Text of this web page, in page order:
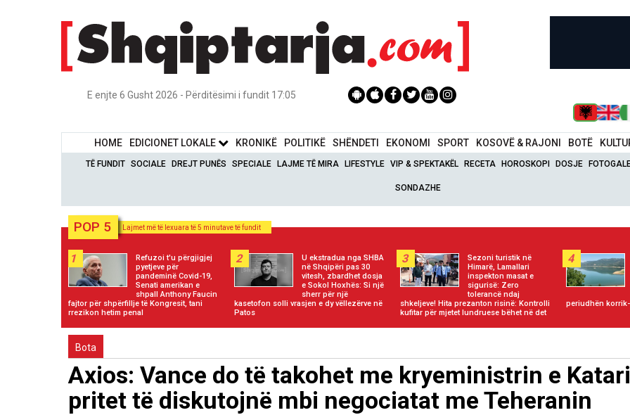
E enjte 6 Gusht 2026 - Përditësimi i fundit 17:05
HOME EDICIONET LOKALE KRONIKË POLITIKË SHËNDETI EKONOMI SPORT KOSOVË & RAJONI BOTË
TË FUNDIT SOCIALE DREJT PUNËS SPECIALE LAJME TË MIRA LIFESTYLE VIP & SPEKTAKËL RECETA HOROSKOPI DOSJE
SONDAZHE
POP 5 Lajmet më të lexuara të 5 minutave të fundit
1
Refuzoi t'u përgjigjej
pyetjeve për
pandeminë Covid-19,
Senati amerikan e
shpall Anthony Faucin
fajtor për shpërfillje të Kongresit, tani
rrezikon hetim penal
2
U ekstradua nga SHBA
në Shqipëri pas 30
vitesh, zbardhet dosja
e Sokol Hoxhës: Si një
sherr për një
kasetofon solli vrasjen e dy vëllezërve në
Patos
3
Sezoni turistik në
Himarë, Lamallari
inspekton masat e
sigurisë: Zero
tolerancë ndaj
shkeljeve! Hita prezanton risinë: Kontrolli
kufitar për mjetet lundruese bëhet në det
4
periudhën
Bota
Axios: Vance do të takohet me kryeministrin e
pritet të diskutojnë mbi negociatat me Teheranin